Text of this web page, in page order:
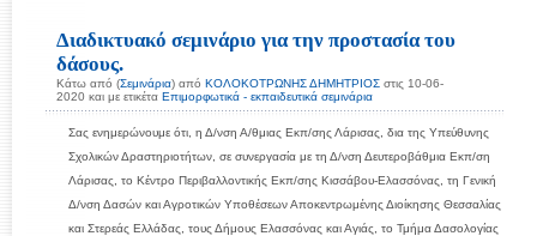
Διαδικτυακό σεμινάριο για την προστασία του
δάσους.
Κάτω από (Σεμινάρια) από ΚΟΛΟΚΟΤΡΩΝΗΣ ΔΗΜΗΤΡΙΟΣ στις 10-06-
2020 και με ετικέτα Επιμορφωτικά - εκπαιδευτικά σεμινάρια
Σας ενημερώνουμε ότι, η Δ/νση Α/θμιας Εκπ/σης Λάρισας, δια της Υπεύθυνης
Σχολικών Δραστηριοτήτων, σε συνεργασία με τη Δ/νση Δευτεροβάθμια Εκπ/ση
Λάρισας, το Κέντρο Περιβαλλοντικής Εκπ/σης Κισσάβου-Ελασσόνας, τη Γενική
Δ/νση Δασών και Αγροτικών Υποθέσεων Αποκεντρωμένης Διοίκησης Θεσσαλίας
και Στερεάς Ελλάδας, τους Δήμους Ελασσόνας και Αγιάς, το Τμήμα Δασολογίας